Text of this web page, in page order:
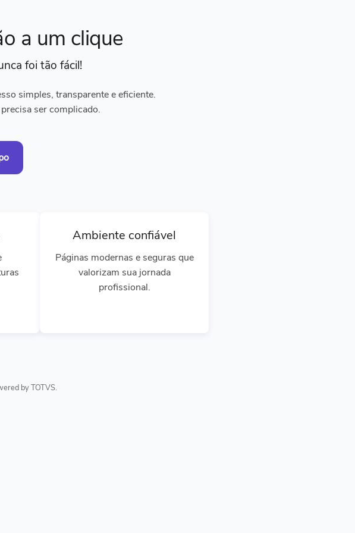
a um clique
foi tão fácil!
simples, transparente e eficiente.
ser complicado.
Ambiente confiável
Páginas modernas e seguras que
valorizam sua jornada
profissional.
by TOTVS.